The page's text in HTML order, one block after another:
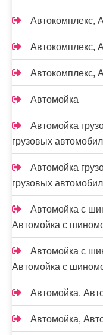
Автокомплекс,
Автокомплекс,
Автокомплекс,
Автомойка
Автомойка
грузовых
Автомойка
грузовых
Автомойка с
Автомойка с
Автомойка с
Автомойка с
Автомойка,
Автомойка,